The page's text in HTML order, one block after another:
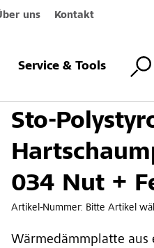
uns Kontakt
Service & Tools
PS15SE 034 Nut + Feder
Sto-
034 Nut +
Artikel-Nummer: Bitte Artikel
Wärmedämmplatte aus